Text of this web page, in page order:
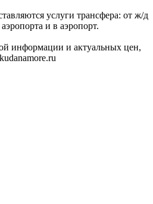
услуги трансфера: от ж/д
и в аэропорт.
информации и актуальных цен,